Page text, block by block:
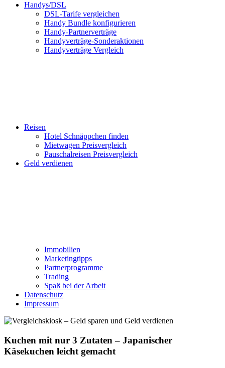
Handys/DSL
DSL-Tarife vergleichen
Handy Bundle konfigurieren
Handy-Partnerverträge
Handyverträge-Sonderaktionen
Handyverträge Vergleich
Reisen
Hotel Schnäppchen finden
Mietwagen Preisvergleich
Pauschalreisen Preisvergleich
Geld verdienen
Immobilien
Marketingtipps
Partnerprogramme
Trading
Spaß bei der Arbeit
Datenschutz
Impressum
Kuchen mit nur 3 Zutaten – Japanischer
Käsekuchen leicht gemacht